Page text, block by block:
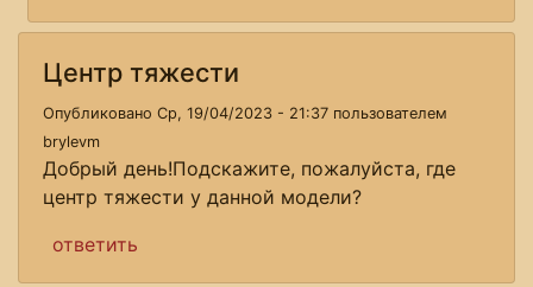
Центр тяжести
Опубликовано Ср, 19/04/2023 - 21:37 пользователем
brylevm
Добрый день!Подскажите, пожалуйста, где
центр тяжести у данной модели?
ответить